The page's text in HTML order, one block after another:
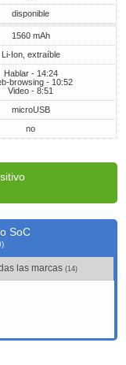
disponible
1560 mAh
Li-Ion, extraíble
Hablar - 14:24
browsing - 10:52
Video - 8:51
microUSB
no
SoC
las marcas (14)